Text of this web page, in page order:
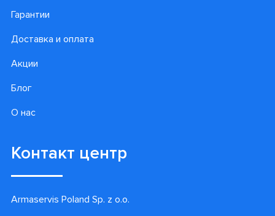
Гарантии
Доставка и оплата
Акции
Блог
О нас
Контакт центр
Armaservis Poland Sp. z o.o.